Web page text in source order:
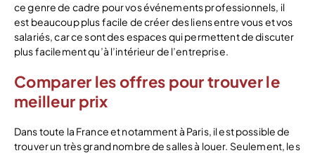
ce genre de cadre pour vos événements professionnels, il
est beaucoup plus facile de créer des liens entre vous et vos
salariés, car ce sont des espaces qui permettent de discuter
plus facilement qu’à l’intérieur de l’entreprise.
Comparer les offres pour trouver le
meilleur prix
Dans toute la France et notamment à Paris, il est possible de
trouver un très grand nombre de salles à louer. Seulement, les